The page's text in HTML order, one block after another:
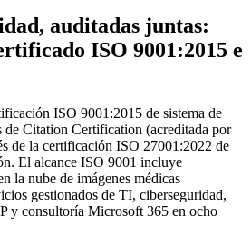
auditadas juntas:
ISO 9001:2015 e
ISO 9001:2015 de sistema de
de Citation Certification (acreditada por
de la certificación ISO 27001:2022 de
El alcance ISO 9001 incluye
la nube de imágenes médicas
gestionados de TI, ciberseguridad,
y consultoría Microsoft 365 en ocho